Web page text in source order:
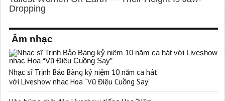
Âm nhạc
Nhạc sĩ Trịnh Bảo Bàng kỷ niệm 10 năm ca hát
với Liveshow nhạc Hoa “Vũ Điệu Cuồng Say”